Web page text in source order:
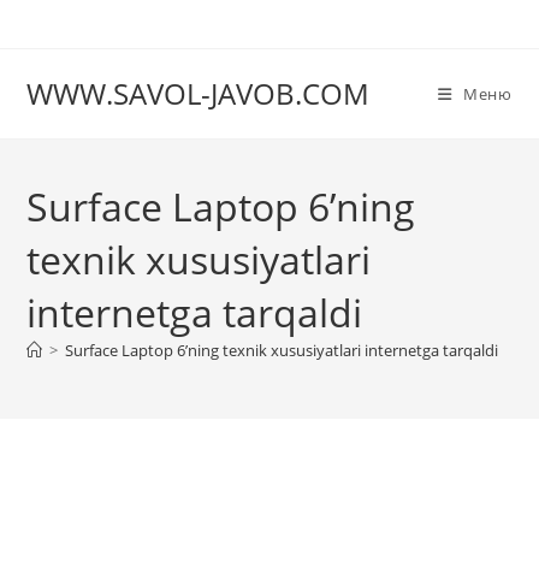
WWW.SAVOL-JAVOB.COM Меню
Surface Laptop 6’ning
texnik xususiyatlari
internetga tarqaldi
> Surface Laptop 6’ning texnik xususiyatlari internetga tarqaldi